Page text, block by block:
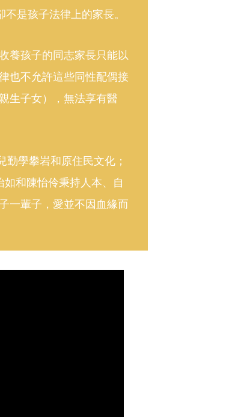
是孩子法律上的家長。
養孩子的同志家長只能以
也不允許這些同性配偶接
生子女），無法享有醫
學攀岩和原住民文化；
和陳怡伶秉持人本、自
一輩子，愛並不因血緣而